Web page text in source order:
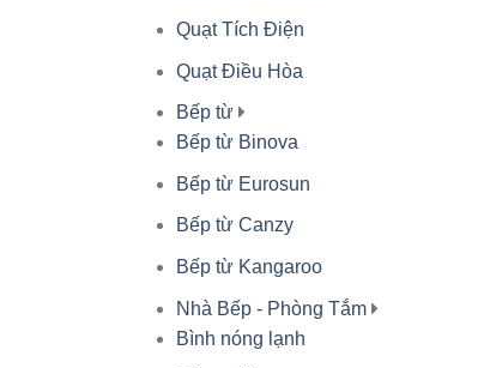
Quạt Tích Điện
Quạt Điều Hòa
Bếp từ
Bếp từ Binova
Bếp từ Eurosun
Bếp từ Canzy
Bếp từ Kangaroo
Nhà Bếp - Phòng Tắm
Bình nóng lạnh